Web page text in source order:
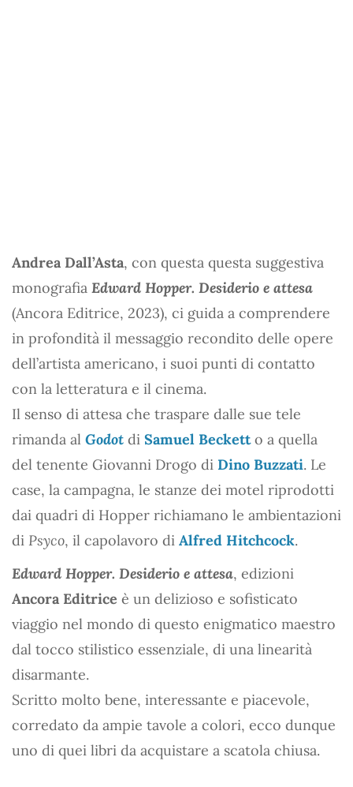
Andrea Dall’Asta, con questa questa suggestiva
monografia Edward Hopper. Desiderio e attesa
(Ancora Editrice, 2023), ci guida a comprendere
in profondità il messaggio recondito delle opere
dell’artista americano, i suoi punti di contatto
con la letteratura e il cinema.
Il senso di attesa che traspare dalle sue tele
rimanda al Godot di Samuel Becketto a quella
del tenente Giovanni Drogo di Dino Buzzati. Le
case, la campagna, le stanze dei motel riprodotti
dai quadri di Hopper richiamano le ambientazioni
di Psyco, il capolavoro di Alfred Hitchcock.
Edward Hopper. Desiderio e attesa, edizioni
Ancora Editrice è un delizioso e sofisticato
viaggio nel mondo di questo enigmatico maestro
dal tocco stilistico essenziale, di una linearità
disarmante.
Scritto molto bene, interessante e piacevole,
corredato da ampie tavole a colori, ecco dunque
uno di quei libri da acquistare a scatola chiusa.